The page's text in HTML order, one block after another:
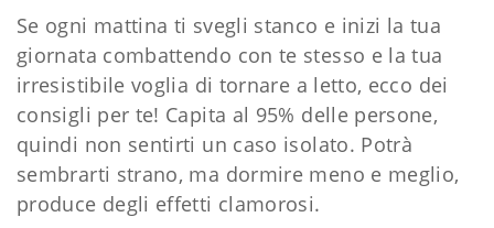
Se ogni mattina ti svegli stanco e inizi la tua
giornata combattendo con te stesso e la tua
irresistibile voglia di tornare a letto, ecco dei
consigli per te! Capita al 95% delle persone,
quindi non sentirti un caso isolato. Potrà
sembrarti strano, ma dormire meno e meglio,
produce degli effetti clamorosi.